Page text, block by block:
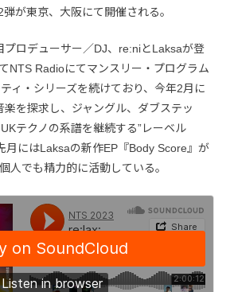
が東京、大阪にて開催される。
プロデューサー／DJ、re:niとLaksaが登
NTS Radioにてマンスリー・プログラム
ィ・シリーズを続けており、今年2月に
楽を探求し、ジャングル、ダブステッ
テクノの系譜を継続する”レーベル
月にはLaksaの新作EP『Body Score』が
人でも精力的に活動している。